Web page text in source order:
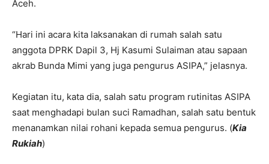
Aceh.
“Hari ini acara kita laksanakan di rumah salah satu
anggota DPRK Dapil 3, Hj Kasumi Sulaiman atau sapaan
akrab Bunda Mimi yang juga pengurus ASIPA,” jelasnya.
Kegiatan itu, kata dia, salah satu program rutinitas ASIPA
saat menghadapi bulan suci Ramadhan, salah satu bentuk
menanamkan nilai rohani kepada semua pengurus. (Kia
Rukiah)